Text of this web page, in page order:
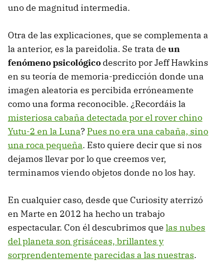
uno de magnitud intermedia.
Otra de las explicaciones, que se complementa a
la anterior, es la pareidolia. Se trata de un
fenómeno psicológico descrito por Jeff Hawkins
en su teoría de memoria-predicción donde una
imagen aleatoria es percibida erróneamente
como una forma reconocible. ¿Recordáis la
misteriosa cabaña detectada por el rover chino
Yutu-2 en la Luna? Pues no era una cabaña, sino
una roca pequeña. Esto quiere decir que si nos
dejamos llevar por lo que creemos ver,
terminamos viendo objetos donde no los hay.
En cualquier caso, desde que Curiosity aterrizó
en Marte en 2012 ha hecho un trabajo
espectacular. Con él descubrimos que las nubes
del planeta son grisáceas, brillantes y
sorprendentemente parecidas a las nuestras.